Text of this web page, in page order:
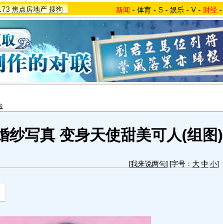
焦点房地产 搜狗 新闻 - 体育 - S - 娱乐 - V - 财经 -
纱写真 变身天使甜美可人(组图)
[我来说两句] [字号： 大 中 小]